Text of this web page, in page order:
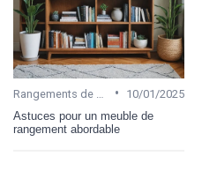
•
10/01/2025
Astuces pour un meuble de
rangement abordable